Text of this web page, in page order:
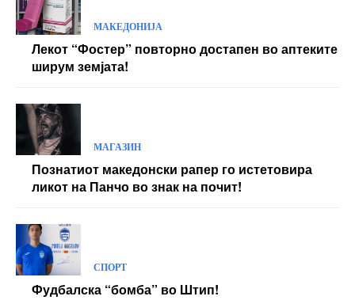
МАКЕДОНИЈА
Лекот “Фостер” повторно достапен во аптеките
ширум земјата!
МАГАЗИН
Познатиот македонски рапер го истетовира
ликот на Панчо во знак на почит!
СПОРТ
Фудбалска “бомба” во Штип!